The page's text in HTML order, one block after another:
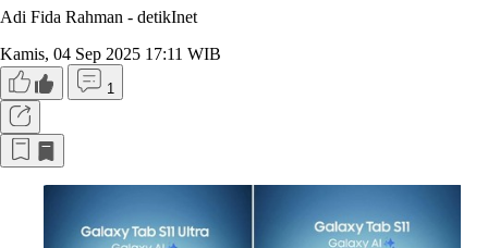
Adi Fida Rahman - detikInet
Kamis, 04 Sep 2025 17:11 WIB
1